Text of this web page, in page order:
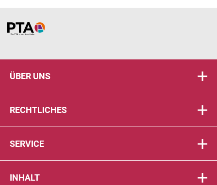
Home
ÜBER UNS
RECHTLICHES
SERVICE
INHALT